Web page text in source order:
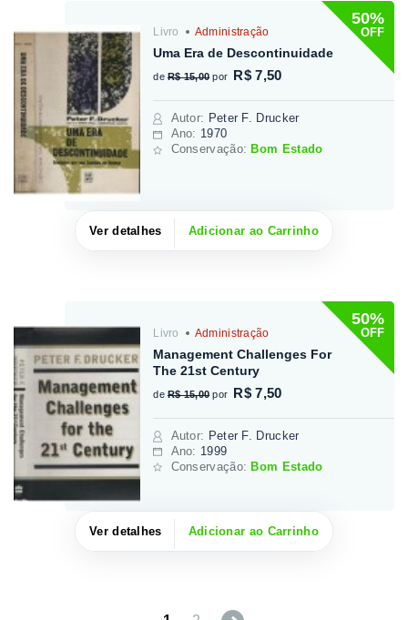
50%
OFF
Livro Administração
Uma Era de Descontinuidade
de R$ 15,00 por R$ 7,50
Autor: Peter F. Drucker
Ano: 1970
Conservação: Bom Estado
Ver detalhes Adicionar ao Carrinho
50%
OFF
Livro Administração
Management Challenges For
The 21st Century
de R$ 15,00 por R$ 7,50
Autor: Peter F. Drucker
Ano: 1999
Conservação:Bom Estado
Ver detalhes Adicionar ao Carrinho